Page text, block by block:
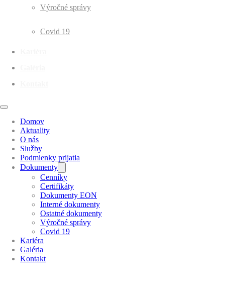
Výročné správy
Covid 19
Domov
Aktuality
O nás
Služby
Podmienky prijatia
Dokumenty
Cenníky
Certifikáty
Dokumenty EON
Interné dokumenty
Ostatné dokumenty
Výročné správy
Covid 19
Kariéra
Galéria
Kontakt